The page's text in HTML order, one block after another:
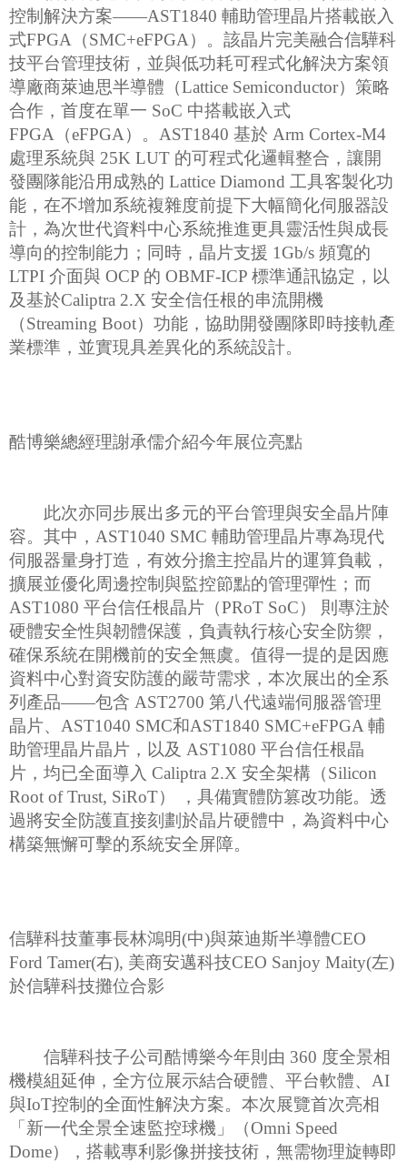
控制解決方案——AST1840 輔助管理晶片搭載嵌入
式FPGA（SMC+eFPGA）。該晶片完美融合信驊科
技平台管理技術，並與低功耗可程式化解決方案領
導廠商萊迪思半導體（Lattice Semiconductor）策略
合作，首度在單一 SoC 中搭載嵌入式
FPGA（eFPGA）。AST1840 基於 Arm Cortex-M4
處理系統與 25K LUT 的可程式化邏輯整合，讓開
發團隊能沿用成熟的 Lattice Diamond 工具客製化功
能，在不增加系統複雜度前提下大幅簡化伺服器設
計，為次世代資料中心系統推進更具靈活性與成長
導向的控制能力；同時，晶片支援 1Gb/s 頻寬的
LTPI 介面與 OCP 的 OBMF-ICP 標準通訊協定，以
及基於Caliptra 2.X 安全信任根的串流開機
（Streaming Boot）功能，協助開發團隊即時接軌產
業標準，並實現具差異化的系統設計。
酷博樂總經理謝承儒介紹今年展位亮點
此次亦同步展出多元的平台管理與安全晶片陣
容。其中，AST1040 SMC 輔助管理晶片專為現代
伺服器量身打造，有效分擔主控晶片的運算負載，
擴展並優化周邊控制與監控節點的管理彈性；而
AST1080 平台信任根晶片（PRoT SoC） 則專注於
硬體安全性與韌體保護，負責執行核心安全防禦，
確保系統在開機前的安全無虞。值得一提的是因應
資料中心對資安防護的嚴苛需求，本次展出的全系
列產品——包含 AST2700 第八代遠端伺服器管理
晶片、AST1040 SMC和AST1840 SMC+eFPGA 輔
助管理晶片晶片，以及 AST1080 平台信任根晶
片，均已全面導入 Caliptra 2.X 安全架構（Silicon
Root of Trust, SiRoT） ，具備實體防篡改功能。透
過將安全防護直接刻劃於晶片硬體中，為資料中心
構築無懈可擊的系統安全屏障。
信驊科技董事長林鴻明(中)與萊迪斯半導體CEO
Ford Tamer(右), 美商安邁科技CEO Sanjoy Maity(左)
於信驊科技攤位合影
信驊科技子公司酷博樂今年則由 360 度全景相
機模組延伸，全方位展示結合硬體、平台軟體、AI
與IoT控制的全面性解決方案。本次展覽首次亮相
「新一代全景全速監控球機」（Omni Speed
Dome），搭載專利影像拼接技術，無需物理旋轉即